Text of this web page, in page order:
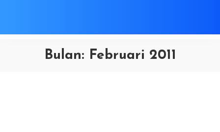
Bulan: Februari 2011